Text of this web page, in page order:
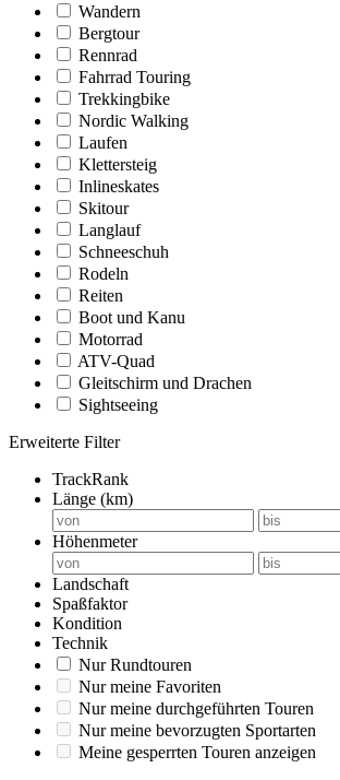
Wandern
Bergtour
Rennrad
Fahrrad Touring
Trekkingbike
Nordic Walking
Laufen
Klettersteig
Inlineskates
Skitour
Langlauf
Schneeschuh
Rodeln
Reiten
Boot und Kanu
Motorrad
ATV-Quad
Gleitschirm und Drachen
Sightseeing
Erweiterte Filter
TrackRank
Länge (km)
Höhenmeter
Landschaft
Spaßfaktor
Kondition
Technik
Nur Rundtouren
Nur meine Favoriten
Nur meine durchgeführten Touren
Nur meine bevorzugten Sportarten
Meine gesperrten Touren anzeigen